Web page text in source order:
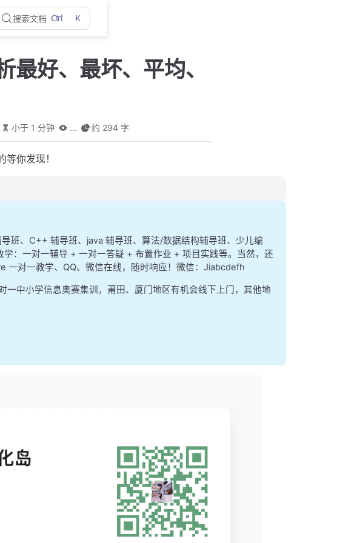
搜索文档 Ctrl K
好、最坏、平均、
小于 1 分钟 ... 约 294 字
你发现！
班、C++ 辅导班、java 辅导班、算法/数据结构辅导班、少儿编
：一对一辅导 + 一对一答疑 + 布置作业 + 项目实践等。当然，还
一对一教学、QQ、微信在线，随时响应！微信：Jiabcdefh
一中小学信息奥赛集训，莆田、厦门地区有机会线下上门，其他地